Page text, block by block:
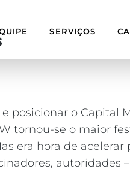
SERVIÇOS
posicionar o Capital
tornou-se o maior
era hora de
autoridades